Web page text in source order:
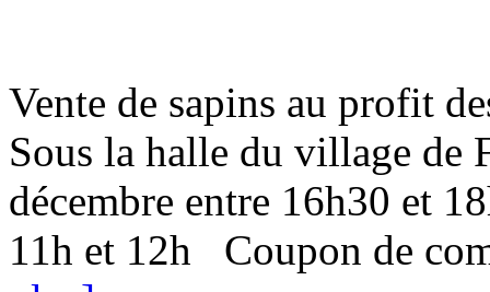
Vente de sapins au profit
Sous la halle du village de
décembre entre 16h30 et
11h et 12h Coupon de